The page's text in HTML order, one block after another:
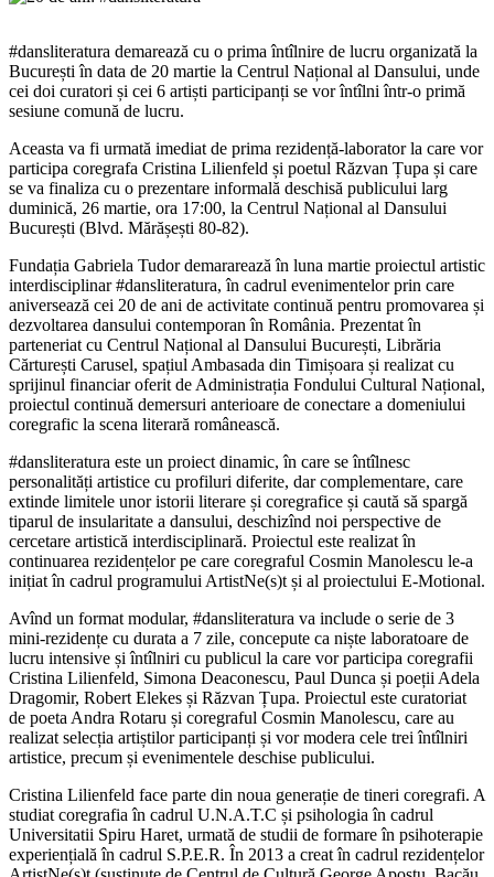
#dansliteratura demarează cu o prima întîlnire de lucru organizată la
București în data de 20 martie la Centrul Național al Dansului, unde
cei doi curatori și cei 6 artiști participanți se vor întîlni într-o primă
sesiune comună de lucru.
Aceasta va fi urmată imediat de prima rezidență-laborator la care vor
participa coregrafa Cristina Lilienfeld și poetul Răzvan Țupa și care
se va finaliza cu o prezentare informală deschisă publicului larg
duminică, 26 martie, ora 17:00, la Centrul Național al Dansului
București (Blvd. Mărășești 80-82).
Fundația Gabriela Tudor demararează în luna martie proiectul artistic
interdisciplinar #dansliteratura, în cadrul evenimentelor prin care
aniversează cei 20 de ani de activitate continuă pentru promovarea și
dezvoltarea dansului contemporan în România. Prezentat în
parteneriat cu Centrul Național al Dansului București, Librăria
Cărturești Carusel, spațiul Ambasada din Timișoara și realizat cu
sprijinul financiar oferit de Administrația Fondului Cultural Național,
proiectul continuă demersuri anterioare de conectare a domeniului
coregrafic la scena literară românească.
#dansliteratura este un proiect dinamic, în care se întîlnesc
personalități artistice cu profiluri diferite, dar complementare, care
extinde limitele unor istorii literare și coregrafice și caută să spargă
tiparul de insularitate a dansului, deschizînd noi perspective de
cercetare artistică interdisciplinară. Proiectul este realizat în
continuarea rezidențelor pe care coregraful Cosmin Manolescu le-a
inițiat în cadrul programului ArtistNe(s)t și al proiectului E-Motional.
Avînd un format modular, #dansliteratura va include o serie de 3
mini-rezidențe cu durata a 7 zile, concepute ca niște laboratoare de
lucru intensive și întîlniri cu publicul la care vor participa coregrafii
Cristina Lilienfeld, Simona Deaconescu, Paul Dunca și poeții Adela
Dragomir, Robert Elekes și Răzvan Țupa. Proiectul este curatoriat
de poeta Andra Rotaru și coregraful Cosmin Manolescu, care au
realizat selecția artiștilor participanți și vor modera cele trei întîlniri
artistice, precum și evenimentele deschise publicului.
Cristina Lilienfeld face parte din noua generație de tineri coregrafi. A
studiat coregrafia în cadrul U.N.A.T.C și psihologia în cadrul
Universitatii Spiru Haret, urmată de studii de formare în psihoterapie
experiențială în cadrul S.P.E.R. În 2013 a creat în cadrul rezidențelor